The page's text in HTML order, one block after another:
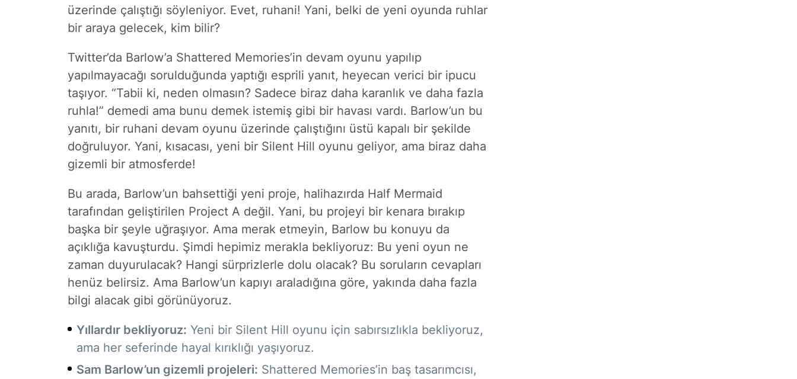
üzerinde çalıştığı söyleniyor. Evet, ruhani! Yani, belki de yeni oyunda ruhlar
bir araya gelecek, kim bilir?
Twitter’da Barlow’a Shattered Memories’in devam oyunu yapılıp
yapılmayacağı sorulduğunda yaptığı esprili yanıt, heyecan verici bir ipucu
taşıyor. “Tabii ki, neden olmasın? Sadece biraz daha karanlık ve daha fazla
ruhla!” demedi ama bunu demek istemiş gibi bir havası vardı. Barlow’un bu
yanıtı, bir ruhani devam oyunu üzerinde çalıştığını üstü kapalı bir şekilde
doğruluyor. Yani, kısacası, yeni bir Silent Hill oyunu geliyor, ama biraz daha
gizemli bir atmosferde!
Bu arada, Barlow’un bahsettiği yeni proje, halihazırda Half Mermaid
tarafından geliştirilen Project A değil. Yani, bu projeyi bir kenara bırakıp
başka bir şeyle uğraşıyor. Ama merak etmeyin, Barlow bu konuyu da
açıklığa kavuşturdu. Şimdi hepimiz merakla bekliyoruz: Bu yeni oyun ne
zaman duyurulacak? Hangi sürprizlerle dolu olacak? Bu soruların cevapları
henüz belirsiz. Ama Barlow’un kapıyı araladığına göre, yakında daha fazla
bilgi alacak gibi görünüyoruz.
Yıllardır bekliyoruz: Yeni bir Silent Hill oyunu için sabırsızlıkla bekliyoruz,
ama her seferinde hayal kırıklığı yaşıyoruz.
Sam Barlow’un gizemli projeleri: Shattered Memories’in baş tasarımcısı,